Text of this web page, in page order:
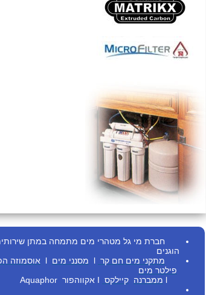
חברת מי גל מטהרי מים מתמחה במתן שירותים
הוגנים
מתקני מים חם קר מסנני מים אוסמוזה
פילטר מים
ממברנה קיילקס
אקווהפור Aquaphor